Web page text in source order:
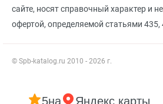
сайте, носят справочный характер и
офертой, определяемой статьями
© Spb-katalog.ru 2010 - 2026 г.
5на Яндекс карты